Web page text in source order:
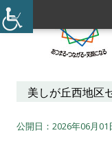
コ
ン
メ
ニ
美しが丘西地区
2026年06月01